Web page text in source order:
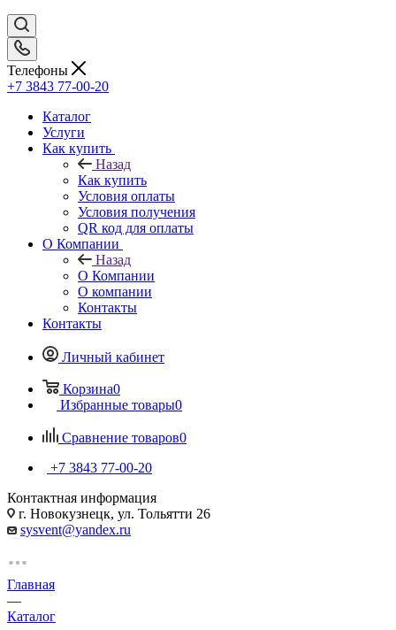
Телефоны
+7 3843 77-00-20
Каталог
Услуги
Как купить
Назад
Как купить
Условия оплаты
Условия получения
QR код для оплаты
О Компании
Назад
О Компании
О компании
Контакты
Контакты
Личный кабинет
Корзина0
Избранные товары0
Сравнение товаров0
+7 3843 77-00-20
Контактная информация
г. Новокузнецк, ул. Тольятти 26
sysvent@yandex.ru
Главная
—
Каталог